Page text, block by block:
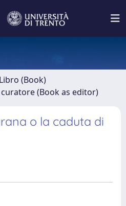
(Book)
(Book as editor)
o la caduta di